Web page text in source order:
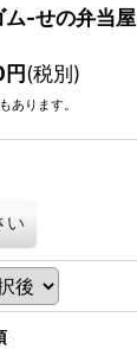
-せの弁当屋
円(税別)
あります。
い